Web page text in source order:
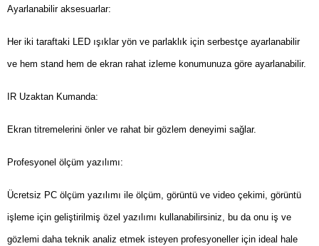
Ayarlanabilir aksesuarlar:
Her iki taraftaki LED ışıklar yön ve parlaklık için serbestçe ayarlanabilir
ve hem stand hem de ekran rahat izleme konumunuza göre ayarlanabilir.
IR Uzaktan Kumanda:
Ekran titremelerini önler ve rahat bir gözlem deneyimi sağlar.
Profesyonel ölçüm yazılımı:
Ücretsiz PC ölçüm yazılımı ile ölçüm, görüntü ve video çekimi, görüntü
işleme için geliştirilmiş özel yazılımı kullanabilirsiniz, bu da onu iş ve
gözlemi daha teknik analiz etmek isteyen profesyoneller için ideal hale